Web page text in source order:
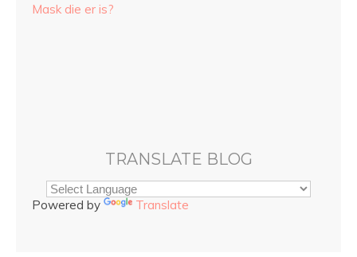
Mask die er is?
TRANSLATE BLOG
Powered by Translate